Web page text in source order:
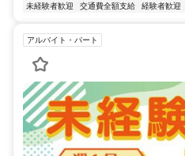
未経験者歓迎
交通費全額支給 経験者歓迎
アルバイト・パート